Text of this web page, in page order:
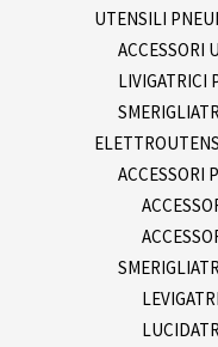
UTENSILI
ACCESSORI
LIVIGATRICI
ACCESSORI